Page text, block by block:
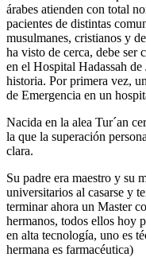
árabes atienden con total
pacientes de distintas
musulmanes, cristianos y
ha visto de cerca, debe ser
en el Hospital Hadassah
historia. Por primera vez,
de Emergencia en un
Nacida en la alea Tur´an
la que la superación
clara.
Su padre era maestro y su
universitarios al casarse y
terminar ahora un Master
hermanos, todos ellos hoy
en alta tecnología, uno es
hermana es farmacéutica)